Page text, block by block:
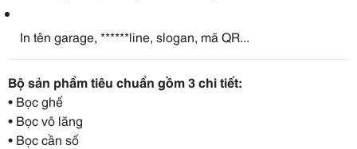
In tên garage, ******line, slogan, mã QR...
Bộ sản phẩm tiêu chuẩn gồm 3 chi tiết:
• Bọc ghế
• Bọc vô lăng
• Bọc cần số